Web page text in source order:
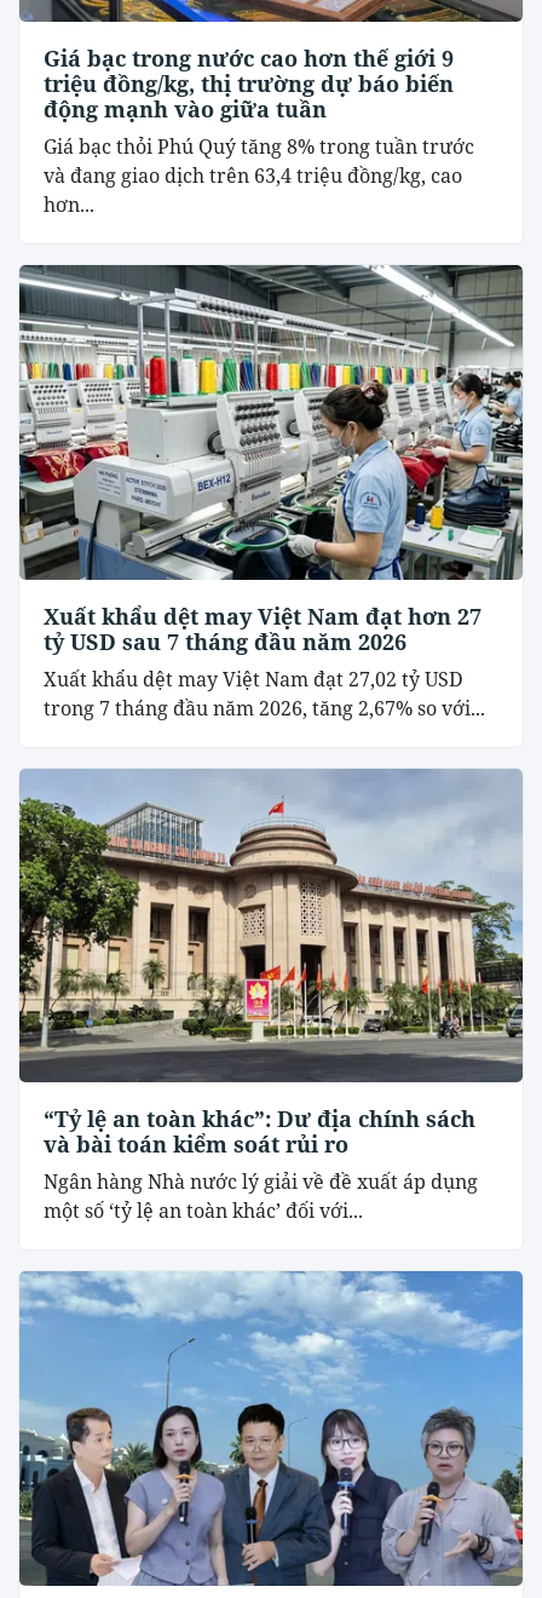
Giá bạc trong nước cao hơn thế giới 9
triệu đồng/kg, thị trường dự báo biến
động mạnh vào giữa tuần
Giá bạc thỏi Phú Quý tăng 8% trong tuần trước
và đang giao dịch trên 63,4 triệu đồng/kg, cao
hơn...
Xuất khẩu dệt may Việt Nam đạt hơn 27
tỷ USD sau 7 tháng đầu năm 2026
Xuất khẩu dệt may Việt Nam đạt 27,02 tỷ USD
trong 7 tháng đầu năm 2026, tăng 2,67% so với...
“Tỷ lệ an toàn khác”: Dư địa chính sách
và bài toán kiểm soát rủi ro
Ngân hàng Nhà nước lý giải về đề xuất áp dụng
một số ‘tỷ lệ an toàn khác’ đối với...